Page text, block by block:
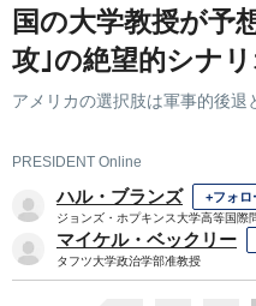
国の大学教授が予
攻｣の絶望的シナ
アメリカの選択肢は軍事的後退
PRESIDENT Online
ハル・ブランズ +フォロ
ジョンズ・ホプキンス大学高等国際
マイケル・ベックリー
タフツ大学政治学部准教授